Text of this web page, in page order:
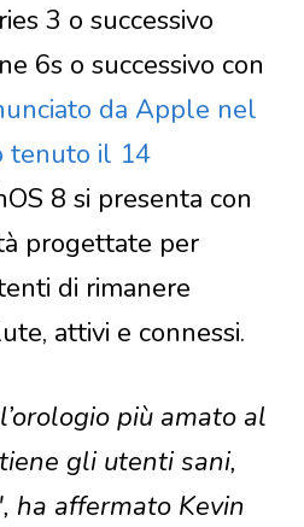
3 o successivo
6s o successivo con
da Apple nel
tenuto il 14
8 si presenta con
progettate per
di rimanere
attivi e connessi.
più amato al
gli utenti sani,
ha affermato Kevin